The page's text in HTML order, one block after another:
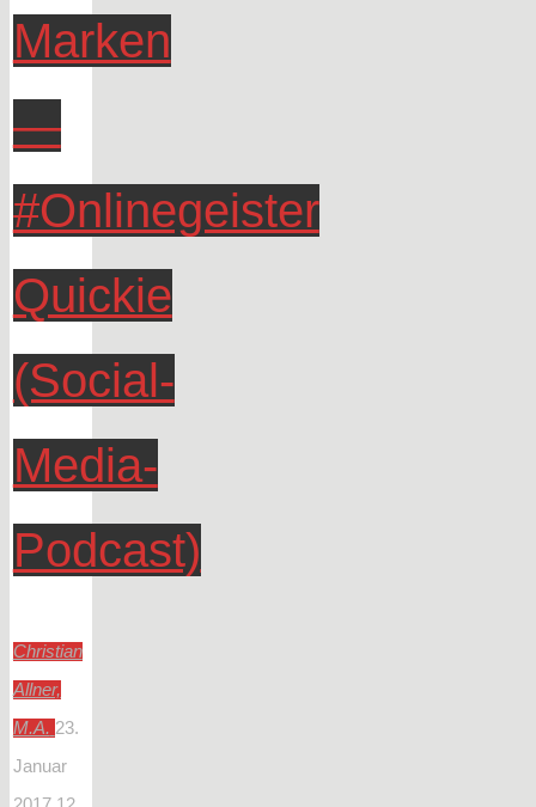
Marken
—
#Onlinegeister
Quickie
(Social-
Media-
Podcast)
Christian
Allner,
M.A. 23.
Januar